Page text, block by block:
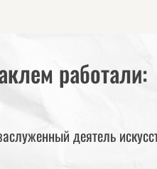
работали:
деятель